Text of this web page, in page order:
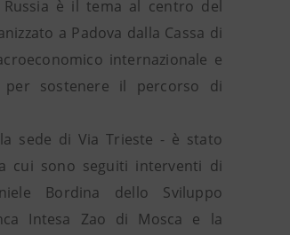
è il tema al centro del
a Padova dalla Cassa di
internazionale e
sostenere il percorso di
sede di Via Trieste - è stato
cui sono seguiti interventi di
Bordina dello Sviluppo
Intesa Zao di Mosca e la